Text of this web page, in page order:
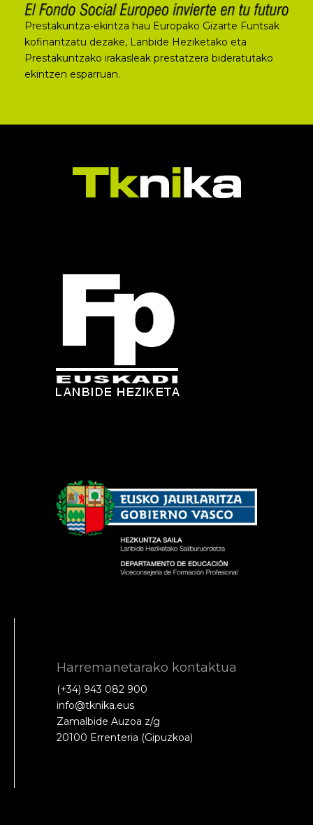
Prestakuntza-ekintza hau Europako Gizarte Funtsak
kofinantzatu dezake, Lanbide Heziketako eta
Prestakuntzako irakasleak prestatzera bideratutako
ekintzen esparruan.
Harremanetarako kontaktua
(+34) 943 082 900
info@tknika.eus
Zamalbide Auzoa z/g
20100 Errenteria (Gipuzkoa)